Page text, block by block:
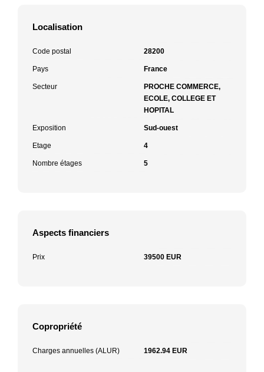
Localisation
Code postal 28200
Pays France
Secteur
PROCHE COMMERCE,
ECOLE, COLLEGE ET
HOPITAL
Exposition Sud-ouest
Etage 4
Nombre étages 5
Aspects financiers
Prix 39500 EUR
Copropriété
Charges annuelles (ALUR) 1962.94 EUR